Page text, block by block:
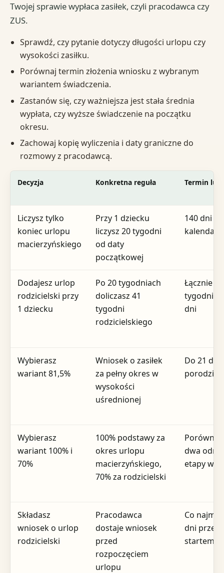
Twojej sprawie wypłaca zasiłek, czyli pracodawca czy
ZUS.
Sprawdź, czy pytanie dotyczy długości urlopu czy
wysokości zasiłku.
Porównaj termin złożenia wniosku z wybranym
wariantem świadczenia.
Zastanów się, czy ważniejsza jest stała średnia
wypłata, czy wyższe świadczenie na początku
okresu.
Zachowaj kopię wyliczenia i daty graniczne do
rozmowy z pracodawcą.
Decyzja Konkretna reguła Termin lub
Liczysz tylko
koniec urlopu
macierzyńskiego
Przy 1 dziecku
liczysz 20 tygodni
od daty
początkowej
140 dni
Dodajesz urlop
rodzicielski przy
1 dziecku
Po 20 tygodniach
doliczasz 41
tygodni
rodzicielskiego
Łącznie 61
tygodni =
dni
Wybierasz
wariant 81,5%
Wniosek o zasiłek
za pełny okres w
wysokości
uśrednionej
Do 21 dni
porodzie
Wybierasz
wariant 100% i
70%
100% podstawy za
okres urlopu
macierzyńskiego,
70% za rodzicielski
dwa
etapy
Składasz
wniosek o urlop
rodzicielski
Pracodawca
dostaje wniosek
przed
rozpoczęciem
urlopu
Co
dni przed
startem